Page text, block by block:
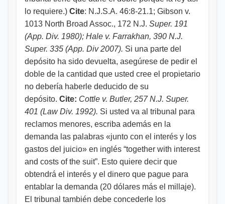
lo requiere.) Cite: N.J.S.A. 46:8-21.1; Gibson v.
1013 North Broad Assoc., 172 N.J. Super. 191
(App. Div. 1980); Hale v. Farrakhan, 390 N.J.
Super. 335 (App. Div 2007). Si una parte del
depósito ha sido devuelta, asegúrese de pedir el
doble de la cantidad que usted cree el propietario
no debería haberle deducido de su
depósito. Cite: Cottle v. Butler, 257 N.J. Super.
401 (Law Div. 1992). Si usted va al tribunal para
reclamos menores, escriba además en la
demanda las palabras «junto con el interés y los
gastos del juicio» en inglés “together with interest
and costs of the suit”. Esto quiere decir que
obtendrá el interés y el dinero que pague para
entablar la demanda (20 dólares más el millaje).
El tribunal también debe concederle los